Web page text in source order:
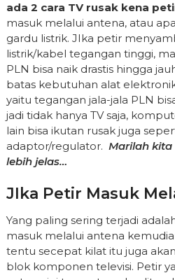
ada 2 cara TV rusak kena
masuk melalui antena, atau
gardu listrik. JIka petir
listrik/kabel tegangan tinggi,
PLN bisa naik drastis hingga
batas kebutuhan alat
yaitu tegangan jala-jala PLN
jadi tidak hanya TV saja,
lain bisa ikutan rusak juga
adaptor/regulator. Marilah
lebih jelas…
JIka Petir Masuk
Yang paling sering terjadi
masuk melalui antena
tentu secepat kilat itu juga
blok komponen televisi. Petir